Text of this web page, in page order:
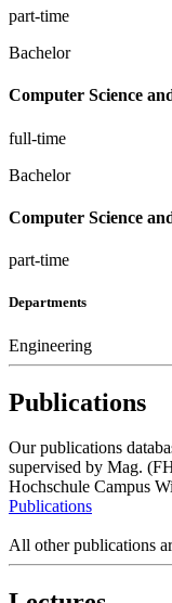
part-time
Bachelor
Computer Science
full-time
Bachelor
Computer Science
part-time
Departments
Engineering
Publications
Our publications
supervised by Mag.
Hochschule Campus
Publications
All other publications